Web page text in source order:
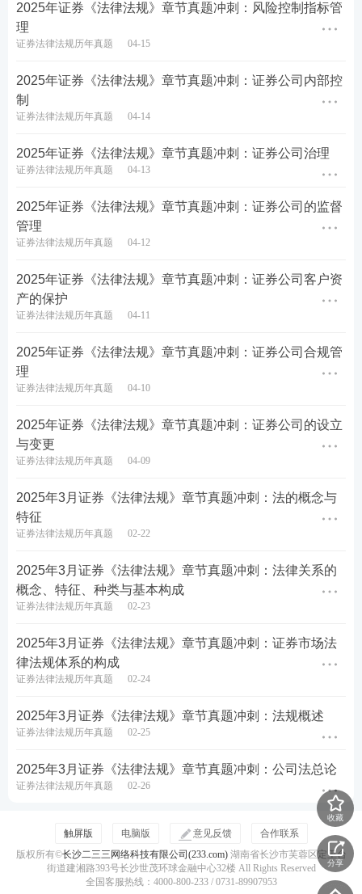
议大家务必摸透考情，保证足够的备考时间，制
定科学的复习计划，方可顺利拿下证券从业资格
1 基础阶段
（学习时长：
根据教材或考
讲解各章节知
识点，帮助考
础。
真题考点班
（学习时长：
5h/科）
以整体将考
点，掌握真题
2 强化阶段：巩固考点，专项突破
冲刺串讲班
（学习时长：
考点框架梳理
进入强化阶
段学习>>
（学习时长：
解，提升计算
（学习时长：
4h/科）
解，考前强化
训练
直播密训班
3h/科）
刷题巩固，查
出“题感”
2025年证券《法律法规》章节真题冲刺：风险控制指标管
理
证券法律法规历年真题 04-15
2025年证券《法律法规》章节真题冲刺：证券公司内部控
制
证券法律法规历年真题 04-14
2025年证券《法律法规》章节真题冲刺：证券公司治理
证券法律法规历年真题 04-13
2025年证券《法律法规》章节真题冲刺：证券公司的监督
管理
证券法律法规历年真题 04-12
2025年证券《法律法规》章节真题冲刺：证券公司客户资
产的保护
证券法律法规历年真题 04-11
2025年证券《法律法规》章节真题冲刺：证券公司合规管
理
证券法律法规历年真题 04-10
2025年证券《法律法规》章节真题冲刺：证券公司的设立
与变更
证券法律法规历年真题 04-09
2025年3月证券《法律法规》章节真题冲刺：法的概念与
特征
证券法律法规历年真题 02-22
2025年3月证券《法律法规》章节真题冲刺：法律关系的
概念、特征、种类与基本构成
证券法律法规历年真题 02-23
2025年3月证券《法律法规》章节真题冲刺：证券市场法
律法规体系的构成
证券法律法规历年真题 02-24
2025年3月证券《法律法规》章节真题冲刺：法规概述
证券法律法规历年真题 02-25
2025年3月证券《法律法规》章节真题冲刺：公司法总论
证券法律法规历年真题 02-26
收藏
分享
触屏版 电脑版 意见反馈
合作联系
版权所有©长沙二三三网络科技有限公司(233.com)湖南省长沙市芙蓉区定王台
街道建湘路393号长沙世茂环球金融中心32楼 All Rights Reserved
全国客服热线：4000-800-233 / 0731-89907953